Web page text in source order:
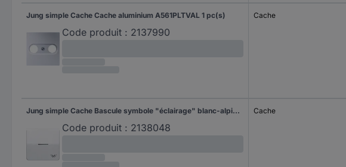
Jung simple Cache Cache aluminium A561PLTVAL 1 pc(s)
Code produit : 2137990
Cache
Jung simple Cache Bascule symbole "éclairage" blanc-alpin CD590KO5LWW 1 pc(s)
Code produit : 2138048
Cache